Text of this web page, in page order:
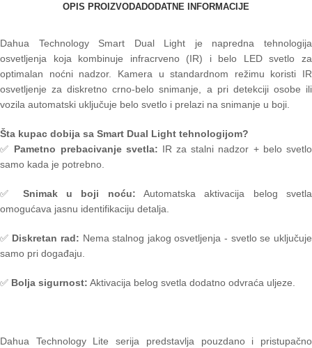
OPIS PROIZVODADODATNE INFORMACIJE
Dahua TechnologySmart Dual Light je napredna tehnologija
osvetljenja koja kombinuje infracrveno (IR) i belo LED svetlo za
optimalan noćni nadzor. Kamera u standardnom režimu koristi IR
osvetljenje za diskretno crno-belo snimanje, a pri detekciji osobe ili
vozila automatski uključuje belo svetlo i prelazi na snimanje u boji.
Šta kupac dobija sa Smart Dual Light tehnologijom?
✅ Pametno prebacivanje svetla: IR za stalni nadzor + belo svetlo
samo kada je potrebno.
✅ Snimak u boji noću: Automatska aktivacija belog svetla
omogućava jasnu identifikaciju detalja.
✅ Diskretan rad: Nema stalnog jakog osvetljenja - svetlo se uključuje
samo pri događaju.
✅ Bolja sigurnost: Aktivacija belog svetla dodatno odvraća uljeze.
Dahua TechnologyLite serija predstavlja pouzdano i pristupačno